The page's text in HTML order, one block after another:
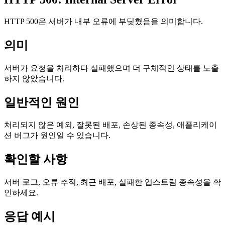
HTTP 500은 서버가 내부 오류에 부딪혔음을 의미합니다.
의미
서버가 요청을 처리하다 실패했으며 더 구체적인 상태를 노출
하지 않았습니다.
일반적인 원인
처리되지 않은 예외, 잘못된 배포, 손상된 종속성, 애플리케이
션 버그가 원인일 수 있습니다.
확인할 사항
서버 로그, 오류 추적, 최근 배포, 실패한 업스트림 종속성을 확
인하세요.
응답 예시